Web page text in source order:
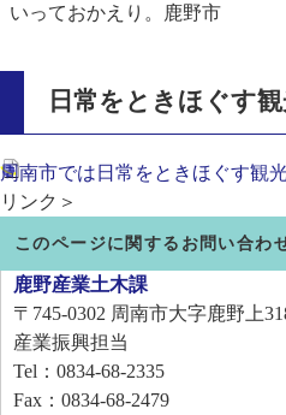
いっておかえり。鹿野市
日常をときほぐす
周南市では日常をときほぐす観
リンク＞
このページに関するお問い合わ
鹿野産業土木課
〒745-0302 周南市大字鹿野上
産業振興担当
Tel：0834-68-2335
Fax：0834-68-2479